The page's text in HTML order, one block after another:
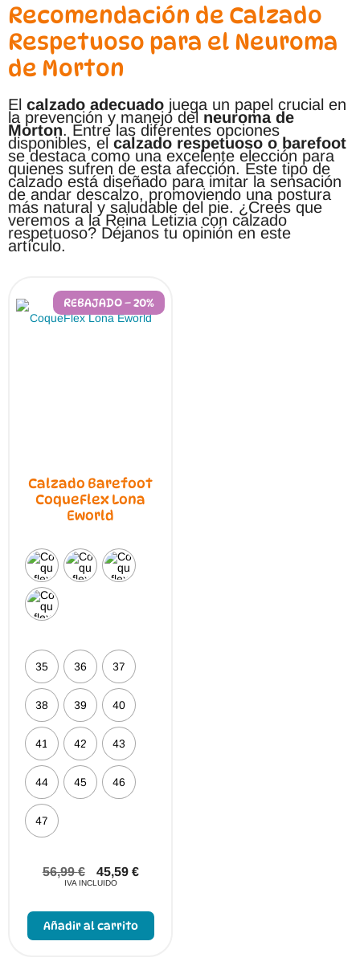
Recomendación de Calzado
Respetuoso para el Neuroma
de Morton
El calzado adecuado juega un papel crucial en
la prevención y manejo del neuroma de
Morton. Entre las diferentes opciones
disponibles, el calzado respetuoso o barefoot
se destaca como una excelente elección para
quienes sufren de esta afección. Este tipo de
calzado está diseñado para imitar la sensación
de andar descalzo, promoviendo una postura
más natural y saludable del pie. ¿Crees que
veremos a la Reina Letizia con calzado
respetuoso? Déjanos tu opinión en este
artículo.
REBAJADO – 20%
Calzado Barefoot
CoqueFlex Lona
Eworld
35 36 37
38 39 40
41 42 43
44 45 46
47
56,99€ 45,59 €
IVA INCLUIDO
Añadir al carrito